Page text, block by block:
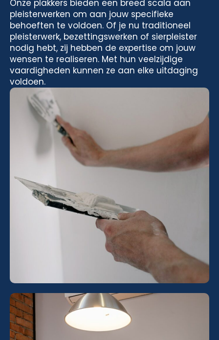
Onze plakkers bieden een breed scala aan
pleisterwerken om aan jouw specifieke
behoeften te voldoen. Of je nu traditioneel
pleisterwerk, bezettingswerken of sierpleister
nodig hebt, zij hebben de expertise om jouw
wensen te realiseren. Met hun veelzijdige
vaardigheden kunnen ze aan elke uitdaging
voldoen.